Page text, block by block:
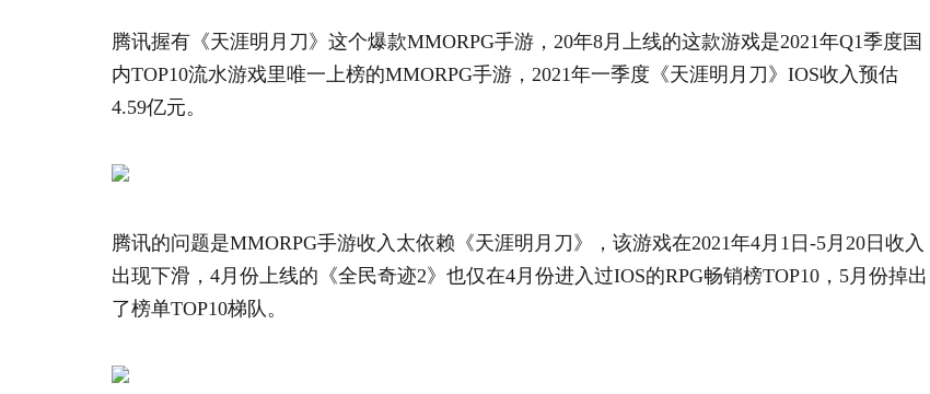
腾讯握有《天涯明月刀》这个爆款MMORPG手游，20年8月上线的这款游戏是2021年Q1季度国
内TOP10流水游戏里唯一上榜的MMORPG手游，2021年一季度《天涯明月刀》IOS收入预估
4.59亿元。
腾讯的问题是MMORPG手游收入太依赖《天涯明月刀》，该游戏在2021年4月1日-5月20日收入
出现下滑，4月份上线的《全民奇迹2》也仅在4月份进入过IOS的RPG畅销榜TOP10，5月份掉出
了榜单TOP10梯队。